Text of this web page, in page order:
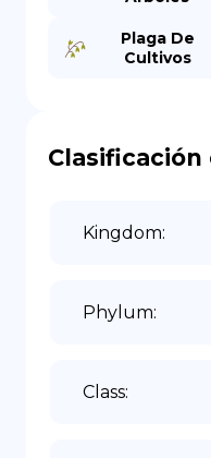
Plaga De
Cultivos
Kingdom:
Phylum:
Class: